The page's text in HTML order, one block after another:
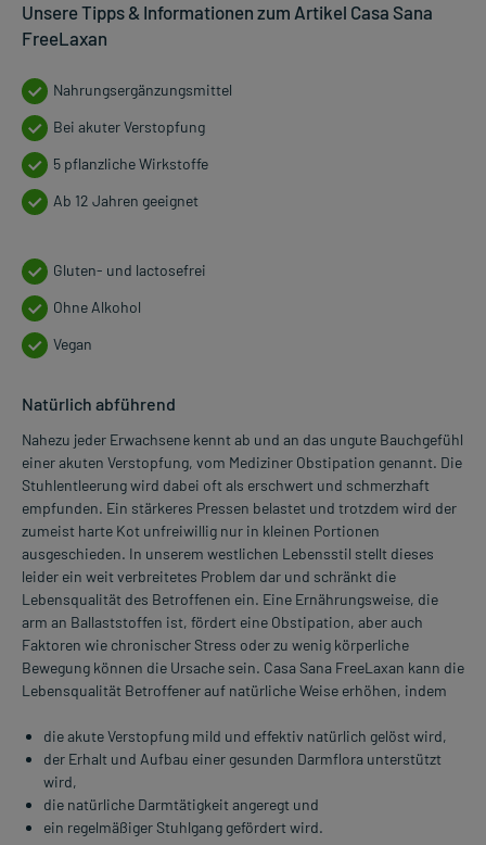
Unsere Tipps & Informationen zum Artikel Casa Sana
FreeLaxan
Nahrungsergänzungsmittel
Bei akuter Verstopfung
5 pflanzliche Wirkstoffe
Ab 12 Jahren geeignet
Gluten- und lactosefrei
Ohne Alkohol
Vegan
Natürlich abführend
Nahezu jeder Erwachsene kennt ab und an das ungute Bauchgefühl
einer akuten Verstopfung, vom Mediziner Obstipation genannt. Die
Stuhlentleerung wird dabei oft als erschwert und schmerzhaft
empfunden. Ein stärkeres Pressen belastet und trotzdem wird der
zumeist harte Kot unfreiwillig nur in kleinen Portionen
ausgeschieden. In unserem westlichen Lebensstil stellt dieses
leider ein weit verbreitetes Problem dar und schränkt die
Lebensqualität des Betroffenen ein. Eine Ernährungsweise, die
arm an Ballaststoffen ist, fördert eine Obstipation, aber auch
Faktoren wie chronischer Stress oder zu wenig körperliche
Bewegung können die Ursache sein. Casa Sana FreeLaxan kann die
Lebensqualität Betroffener auf natürliche Weise erhöhen, indem
die akute Verstopfung mild und effektiv natürlich gelöst wird,
der Erhalt und Aufbau einer gesunden Darmflora unterstützt
wird,
die natürliche Darmtätigkeit angeregt und
ein regelmäßiger Stuhlgang gefördert wird.